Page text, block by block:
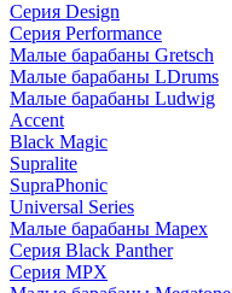
Серия Design
Серия Performance
Малые барабаны Gretsch
Малые барабаны LDrums
Малые барабаны Ludwig
Accent
Black Magic
Supralite
SupraPhonic
Universal Series
Малые барабаны Mapex
Серия Black Panther
Серия MPX